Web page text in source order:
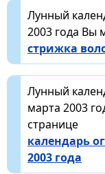
Лунный
2003 года Вы
стрижка
Лунный
марта 2003
странице
календарь
2003 года